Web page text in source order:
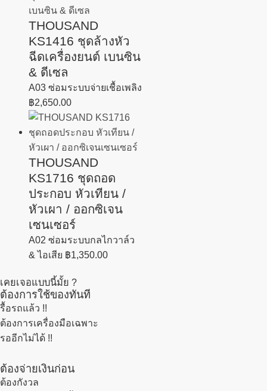
THOUSAND
KS1416 ชุดล้างหัว
ฉีดเครื่องยนต์ เบนซิน
& ดีเซล
A03 ซ่อมระบบจ่ายเชื้อเพลิง
฿2,650.00
THOUSAND
KS1716 ชุดถอด
ประกอบ หัวเทียน /
หัวเผา / ออกซิเจน
เซนเซอร์
A02 ซ่อมระบบกลไกวาล์ว
& ไอเสีย ฿1,350.00
เคยเจอแบบนี้มั้ย ?
ต้องการใช้ของทันที
รื้อรถแล้ว !!
ต้องการเครื่องมือเฉพาะ
รออีกไม่ได้ !!
ต้องจ่ายเงินก่อน
ต้องกังวล